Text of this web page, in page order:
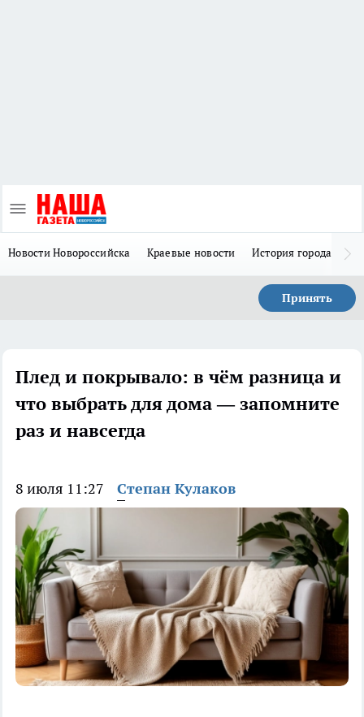
Новости Новороссийска Краевые новости История города Н
Принять
Плед и покрывало: в чём разница и
что выбрать для дома — запомните
раз и навсегда
8 июля 11:27 Степан Кулаков